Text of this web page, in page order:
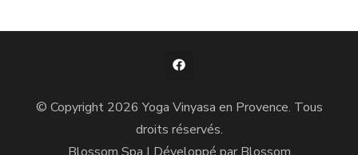
© Copyright 2026Yoga Vinyasa en Provence. Tous
droits réservés.
Blossom Spa | Développé par Blossom